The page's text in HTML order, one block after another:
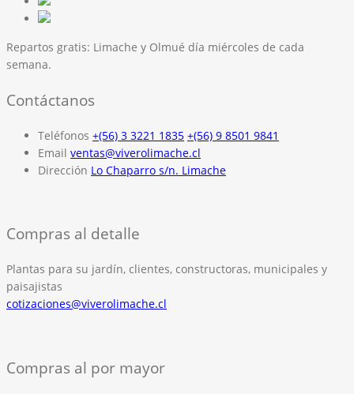
Repartos gratis: Limache y Olmué día miércoles de cada
semana.
Contáctanos
Teléfonos +(56) 3 3221 1835 +(56) 9 8501 9841
Email ventas@viverolimache.cl
Dirección Lo Chaparro s/n. Limache
Compras al detalle
Plantas para su jardín, clientes, constructoras, municipales y
paisajistas
cotizaciones@viverolimache.cl
Compras al por mayor